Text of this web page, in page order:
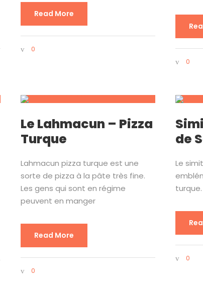
Read More
0
0
Le Lahmacun – Pizza
Turque
Lahmacun pizza turque est une
sorte de pizza à la pâte très fine.
Les gens qui sont en régime
peuvent en manger
Read More
0
de
Le
0